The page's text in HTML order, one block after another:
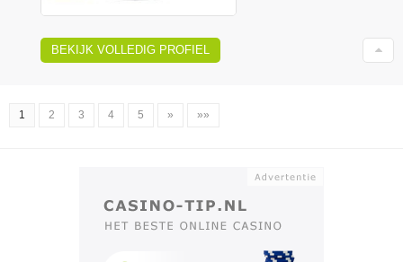
BEKIJK VOLLEDIG PROFIEL
1 2 3 4 5 » »»